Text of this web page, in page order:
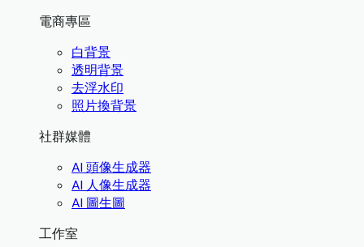
電商專區
白背景
透明背景
去浮水印
照片換背景
社群媒體
AI 頭像生成器
AI 人像生成器
AI 圖生圖
工作室